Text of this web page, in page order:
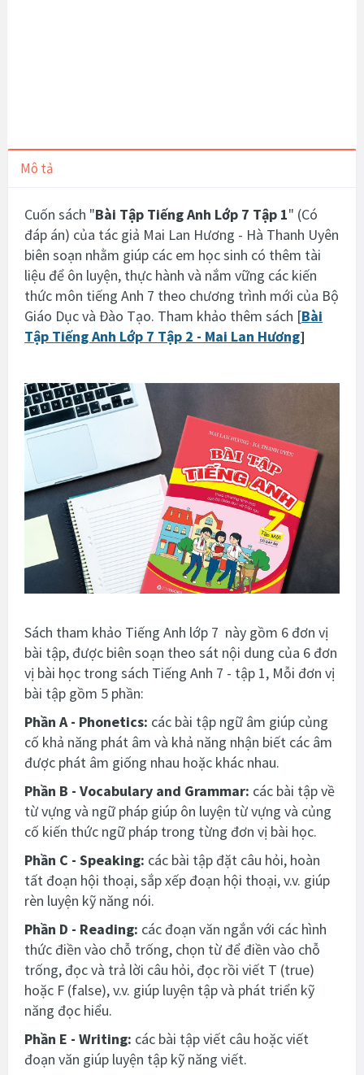
Mô tả
Cuốn sách "Bài Tập Tiếng Anh Lớp 7 Tập 1" (Có
đáp án) của tác giả Mai Lan Hương - Hà Thanh Uyên
biên soạn nhằm giúp các em học sinh có thêm tài
liệu để ôn luyện, thực hành và nắm vững các kiến
thức môn tiếng Anh 7 theo chương trình mới của Bộ
Giáo Dục và Đào Tạo. Tham khảo thêm sách [Bài
Tập Tiếng Anh Lớp 7 Tập 2 - Mai Lan Hương]
Sách tham khảo Tiếng Anh lớp 7 này gồm 6 đơn vị
bài tập, được biên soạn theo sát nội dung của 6 đơn
vị bài học trong sách Tiếng Anh 7 - tập 1, Mỗi đơn vị
bài tập gồm 5 phần:
Phần A - Phonetics: các bài tập ngữ âm giúp củng
cố khả năng phát âm và khả năng nhận biết các âm
được phát âm giống nhau hoặc khác nhau.
Phần B - Vocabulary and Grammar: các bài tập về
từ vựng và ngữ pháp giúp ôn luyện từ vựng và củng
cố kiến thức ngữ pháp trong từng đơn vị bài học.
Phần C - Speaking: các bài tập đặt câu hỏi, hoàn
tất đoạn hội thoại, sắp xếp đoạn hội thoại, v.v. giúp
rèn luyện kỹ năng nói.
Phần D - Reading: các đoạn văn ngắn với các hình
thức điền vào chỗ trống, chọn từ để điền vào chỗ
trống, đọc và trả lời câu hỏi, đọc rồi viết T (true)
hoặc F (false), v.v. giúp luyện tập và phát triển kỹ
năng đọc hiểu.
Phần E - Writing: các bài tập viết câu hoặc viết
đoạn văn giúp luyện tập kỹ năng viết.